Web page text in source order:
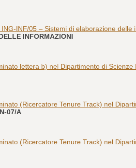
INF/05 – Sistemi di elaborazione delle
INFORMAZIONI
lettera b) nel Dipartimento di Scienze
(Ricercatore Tenure Track) nel
07/A
(Ricercatore Tenure Track) nel